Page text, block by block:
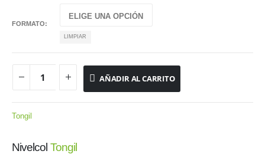
FORMATO
LIMPIAR
AÑADIR AL CARRITO
Tongil
Nivelcol Tongil